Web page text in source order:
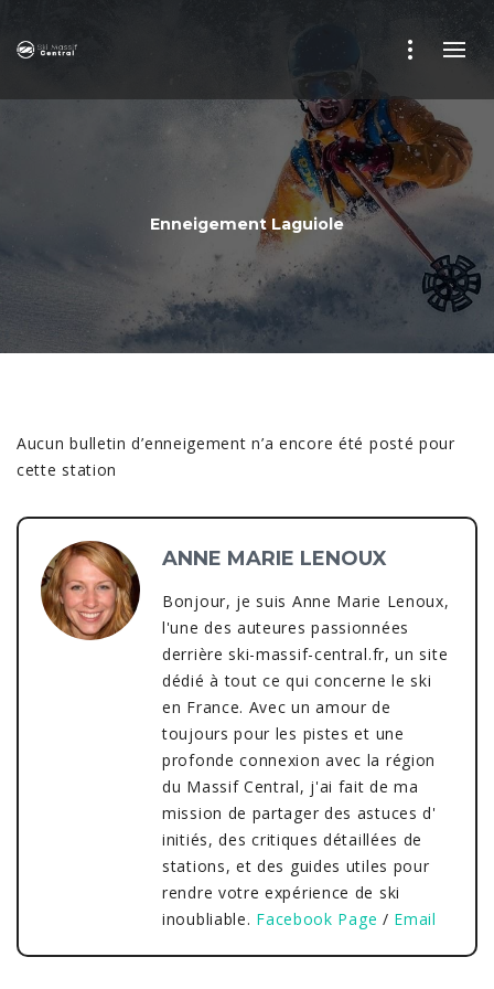
Enneigement Laguiole
Aucun bulletin d’enneigement n’a encore été posté pour
cette station
ANNE MARIE LENOUX
Bonjour, je suis Anne Marie Lenoux,
l'une des auteures passionnées
derrière ski-massif-central.fr, un site
dédié à tout ce qui concerne le ski
en France. Avec un amour de
toujours pour les pistes et une
profonde connexion avec la région
du Massif Central, j'ai fait de ma
mission de partager des astuces d'
initiés, des critiques détaillées de
stations, et des guides utiles pour
rendre votre expérience de ski
inoubliable. Facebook Page / Email